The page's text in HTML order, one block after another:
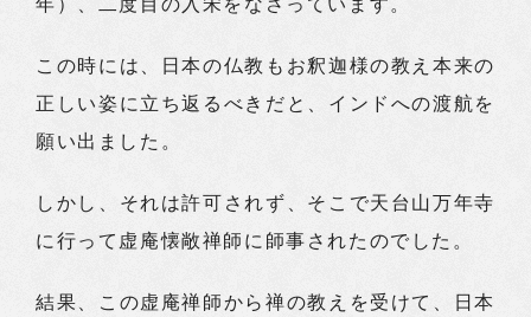
年）、二度目の入宋をなさっています。
この時には、日本の仏教もお釈迦様の教え本来の
正しい姿に立ち返るべきだと、インドへの渡航を
願い出ました。
しかし、それは許可されず、そこで天台山万年寺
に行って虚庵懐敞禅師に師事されたのでした。
結果、この虚庵禅師から禅の教えを受けて、日本